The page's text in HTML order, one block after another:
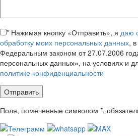
* Нажимая кнопку «Отправить», я даю
обработку моих персональных данных,
Федеральным законом от 27.07.2006
персональных данных», на условиях и
политике конфиденциальности
Поля, помеченные символом *,